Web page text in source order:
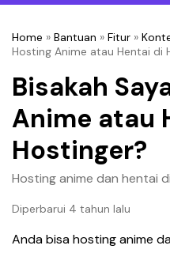
Home » Bantuan » Fitur »
Hosting Anime atau Hentai di
Bisakah
Anime atau
Hostinger?
Hosting anime dan hentai
Diperbarui 4 tahun lalu
Anda bisa hosting anime